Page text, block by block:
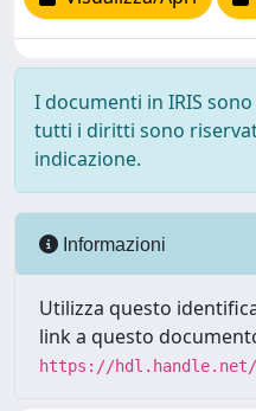
I documenti in IRIS
tutti i diritti sono
indicazione.
Informazioni
Utilizza questo
link a questo
https://hdl.handle.net/